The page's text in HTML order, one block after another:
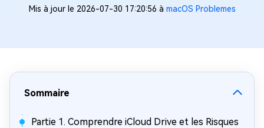
Mis à jour le 2026-07-30 17:20:56 à macOS Problemes
Sommaire
Partie 1. Comprendre iCloud Drive et les Risques